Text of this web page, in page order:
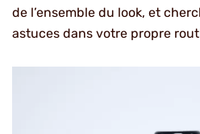
de l’ensemble du look, et
astuces dans votre propre